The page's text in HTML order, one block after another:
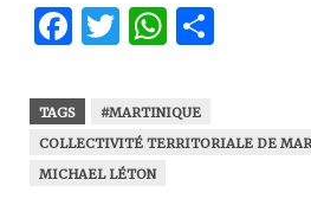
Facebook
Twitter
TAGS
#MARTINIQUE
COLLECTIVITÉ TERRITORIALE DE
MICHAEL LÉTON